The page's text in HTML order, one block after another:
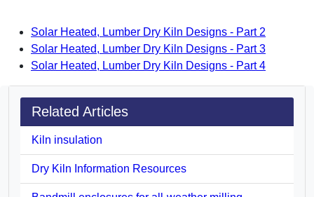
Solar Heated, Lumber Dry Kiln Designs - Part 2
Solar Heated, Lumber Dry Kiln Designs - Part 3
Solar Heated, Lumber Dry Kiln Designs - Part 4
Related Articles
Kiln insulation
Dry Kiln Information Resources